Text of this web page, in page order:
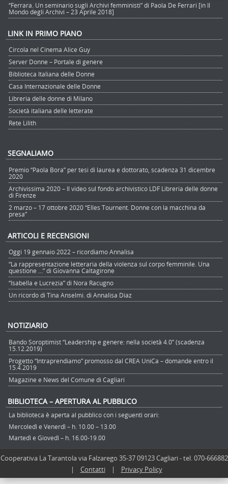
“Ferrara. Un seminario sugli Archivi femministi” di Paola De Ferrari [in Il
Mondo degli Archivi – 23 Aprile 2018]
LINK IN PRIMO PIANO
Circola nel Cinema Alice Guy
Server Donne – Portale di genere
Biblioteca Italiana delle Donne
Casa Internazionale delle Donne
Libreria delle donne di Milano
Società italiana delle letterate
Rete Lilith
SEGNALIAMO
Premio “Paola Bora” per tesi di laurea e dottorato, scadenza 31 dicembre
2020
Archivissima 2020 – Il video sul fondo archivistico LDF Libreria delle donne
di Firenze
2 marzo – 17 ottobre 2020 “Elles Tournent. Donne con la macchina da
presa”
ARTICOLI E RECENSIONI
Oggi 19 gennaio 2022 – ricordiamo Annalisa
“La rappresentazione letteraria della violenza sul corpo femminile. Una
questione …” di Giovanna Caltagirone
“Isabella e Lucrezia” di Nora Racugno
Un ricordo di Tina Anselmi. di Annalisa Diaz
NOTIZIARIO
Bando Soroptimist “Leadership e genere: nella società 4.0” (scadenza
15.12.2019)
Progetto “Intraprendiamo” promosso dal CREA UniCa – domande entro il
15.4.2019
Magazine e News del Comune di Cagliari
BIBLIOTECA – APERTURA AL PUBBLICO
La biblioteca è aperta al pubblico con i seguenti orari:
Mercoledì e Venerdì – h. 10.00 – 13.00
Martedì e Giovedì – h. 16.00-19.00
Cooperativa La Tarantola via Falzarego 35-37 09123 Cagliari - tel. 070-666882
| Contatti| Privacy Policy